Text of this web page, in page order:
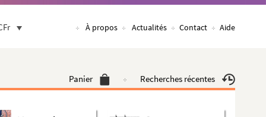
À propos Actualités Contact Aide
Panier Recherches récentes